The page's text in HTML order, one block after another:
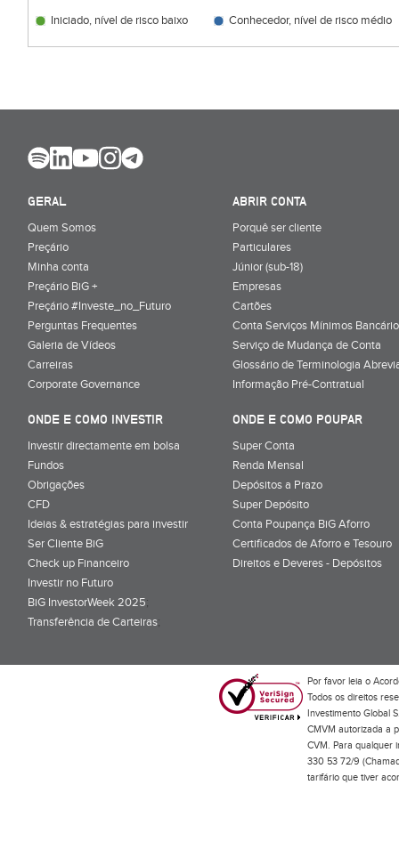
Iniciado, nível de risco baixo Conhecedor, nível de risco médio
GERAL
Quem Somos
Preçário
Minha conta
Preçário BiG +
Preçário #Investe_no_Futuro
Perguntas Frequentes
Galeria de Vídeos
Carreiras
Corporate Governance
ABRIR CONTA
Porquê ser cliente
Particulares
Júnior (sub-18)
Empresas
Cartões
Conta Serviços Mínimos
Serviço de Mudança de Conta
Glossário de Terminologia
Informação Pré-Contratual
ONDE E COMO INVESTIR
Investir directamente em bolsa
Fundos
Obrigações
CFD
Ideias & estratégias para investir
Ser Cliente BiG
Check up Financeiro
Investir no Futuro
BiG InvestorWeek 2025;
Transferência de Carteiras;
ONDE E COMO POUPAR
Super Conta
Renda Mensal
Depósitos a Prazo
Super Depósito
Conta Poupança BiG Aforro
Certificados de Aforro e Tesouro
Direitos e Deveres - Depósitos
Por favor leia o
Todos os direitos
Investimento Global
CMVM autorizada a
CVM. Para qualquer
330 53 72/9
tarifário que tiver